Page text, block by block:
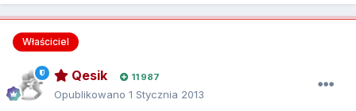
Właściciel
Qesik 11 987
Opublikowano 1 Stycznia 2013